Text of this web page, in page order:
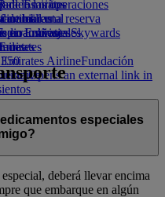
los niños
para niños
en las operaciones
AirlineFundación
Opens an external link in
de millas
en Emirates Skywards
de Emirates
una reserva
en los viajes
especiales
deberá llevar encima
que embarque en algún